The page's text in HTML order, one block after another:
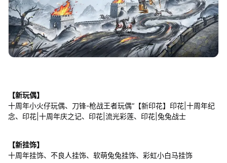
【新玩偶】
十周年小火仔玩偶、刀锋-枪战王者玩偶“【新印花】印花|十周年纪
念、印花|十周年庆之记、印花|流光彩莲、印花|兔兔战士
【新挂饰】
十周年挂饰、不良人挂饰、软萌兔兔挂饰、彩虹小白马挂饰